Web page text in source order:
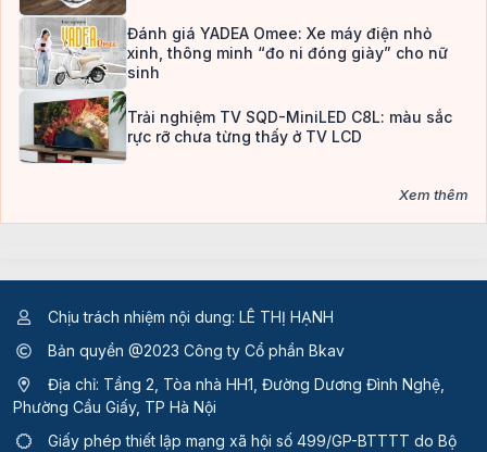
Đánh giá YADEA Omee: Xe máy điện nhỏ
xinh, thông minh “đo ni đóng giày” cho nữ
sinh
Trải nghiệm TV SQD-MiniLED C8L: màu sắc
rực rỡ chưa từng thấy ở TV LCD
Xem thêm
Chịu trách nhiệm nội dung: LÊ THỊ HẠNH
Bản quyền @2023 Công ty Cổ phần Bkav
Địa chỉ: Tầng 2, Tòa nhà HH1, Đường Dương Đình Nghệ,
Phường Cầu Giấy, TP Hà Nội
Giấy phép thiết lập mạng xã hội số 499/GP-BTTTT do Bộ